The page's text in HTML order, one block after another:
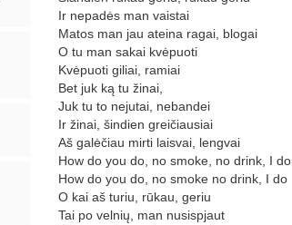
Ir nepadės man vaistai
Matos man jau ateina ragai, blogai
O tu man sakai kvėpuoti
Kvėpuoti giliai, ramiai
Bet juk ką tu žinai,
Juk tu to nejutai, nebandei
Ir žinai, šindien greičiausiai
Aš galėčiau mirti laisvai, lengvai
How do you do, no smoke, no drink, I do.
How do you do, no smoke no drink, I do
O kai aš turiu, rūkau, geriu
Tai po velnių, man nusispjaut